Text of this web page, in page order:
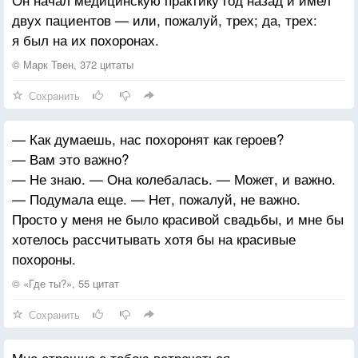
двух пациентов — или, пожалуй, трех; да, трех:
я был на их похоронах.
© Марк Твен, 372 цитаты
Сохранить
— Как думаешь, нас похоронят как героев?
— Вам это важно?
— Не знаю. — Она колебалась. — Может, и важно.
— Подумала еще. — Нет, пожалуй, не важно.
Просто у меня не было красивой свадьбы, и мне бы
хотелось рассчитывать хотя бы на красивые
похороны.
© «Где ты?», 55 цитат
Сохранить